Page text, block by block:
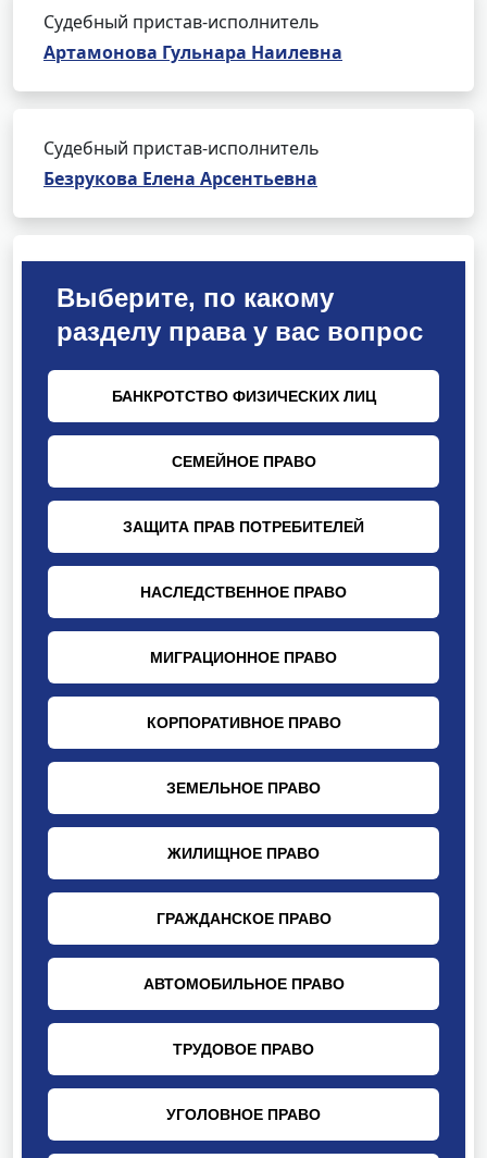
Судебный пристав-исполнитель
Артамонова Гульнара Наилевна
Судебный пристав-исполнитель
Безрукова Елена Арсентьевна